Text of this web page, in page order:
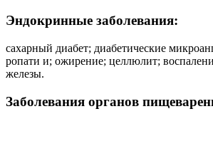
Эндокринные заболевания:
сахарный диабет; диабетические
ропати и; ожирение; целлюлит;
железы.
Заболевания органов